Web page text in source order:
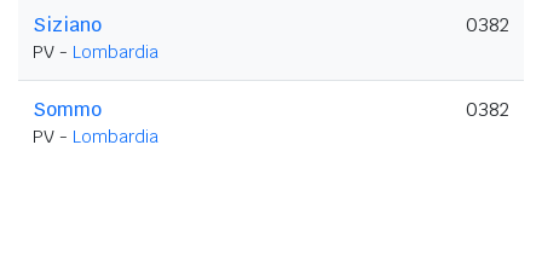
Siziano
PV - Lombardia
0382
Sommo
PV - Lombardia
0382